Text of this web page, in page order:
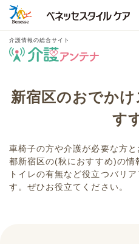
介護情報の総合サイト
新宿区のおでか
す
車椅子の方や介護が必要な方
都新宿区の(秋におすすめ)の情
トイレの有無など役立つバリ
す。ぜひお役立てください。